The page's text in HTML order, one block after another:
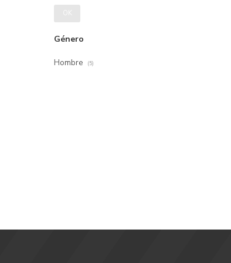
OK
Género
Hombre (5)